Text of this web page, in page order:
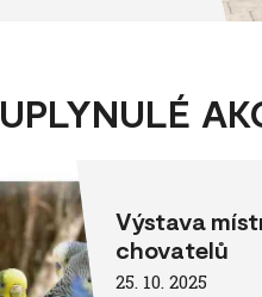
UPLYNULÉ
Výstava
chovatelů
25. 10. 2025